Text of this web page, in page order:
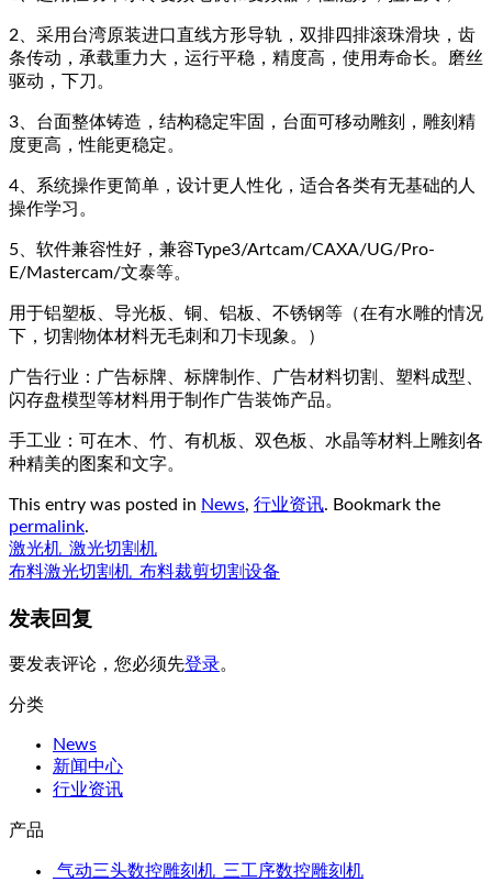
2、采用台湾原装进口直线方形导轨，双排四排滚珠滑块，齿
条传动，承载重力大，运行平稳，精度高，使用寿命长。磨丝
驱动，下刀。
3、台面整体铸造，结构稳定牢固，台面可移动雕刻，雕刻精
度更高，性能更稳定。
4、系统操作更简单，设计更人性化，适合各类有无基础的人
操作学习。
5、软件兼容性好，兼容Type3/Artcam/CAXA/UG/Pro-
E/Mastercam/文泰等。
用于铝塑板、导光板、铜、铝板、不锈钢等（在有水雕的情况
下，切割物体材料无毛刺和刀卡现象。）
广告行业：广告标牌、标牌制作、广告材料切割、塑料成型、
闪存盘模型等材料用于制作广告装饰产品。
手工业：可在木、竹、有机板、双色板、水晶等材料上雕刻各
种精美的图案和文字。
This entry was posted in News, 行业资讯. Bookmark the
permalink.
激光机_激光切割机
布料激光切割机_布料裁剪切割设备
发表回复
要发表评论，您必须先登录。
分类
News
新闻中心
行业资讯
产品
气动三头数控雕刻机_三工序数控雕刻机